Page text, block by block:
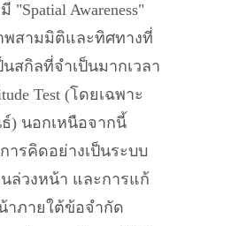
Awareness"
พสามมิติและทิศทางที่
สกิลที่จำเป็นมากเวลา
Test (โดยเฉพาะ
) นอกเหนือจากนี้
ารคิดอย่างเป็นระบบ
ล่วงหน้า และการแก้
าภายใต้ข้อจำกัด